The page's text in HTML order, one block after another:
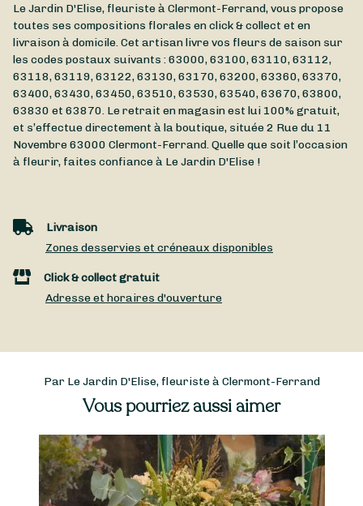
Le Jardin D'Elise, fleuriste à Clermont-Ferrand, vous propose
toutes ses compositions florales en click & collect et en
livraison à domicile. Cet artisan livre vos fleurs de saison sur
les codes postaux suivants : 63000, 63100, 63110, 63112,
63118, 63119, 63122, 63130, 63170, 63200, 63360, 63370,
63400, 63430, 63450, 63510, 63530, 63540, 63670, 63800,
63830 et 63870. Le retrait en magasin est lui 100% gratuit,
et s’effectue directement à la boutique, située2 Rue du 11
Novembre63000 Clermont-Ferrand. Quelle que soit l’occasion
à fleurir, faites confiance à Le Jardin D'Elise !
Livraison
Zones desservies et créneaux disponibles
Click & collect gratuit
Adresse et horaires d'ouverture
Par Le Jardin D'Elise, fleuriste à Clermont-Ferrand
Vous pourriez aussi aimer